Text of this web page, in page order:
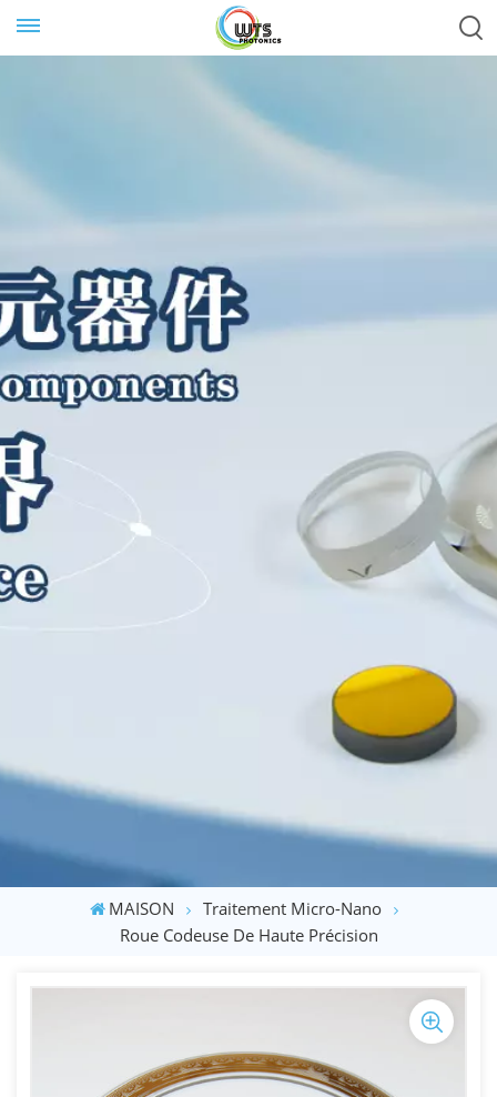
MAISON
Traitement Micro-Nano
Roue Codeuse De Haute Précision